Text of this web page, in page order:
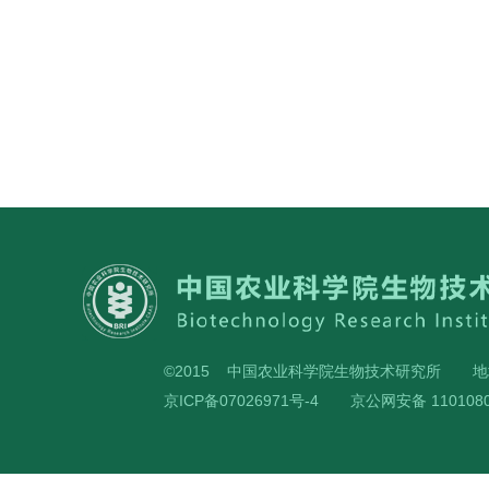
©2015 中国农业科学院生物技术研究所
京ICP备07026971号-4
京公网安备